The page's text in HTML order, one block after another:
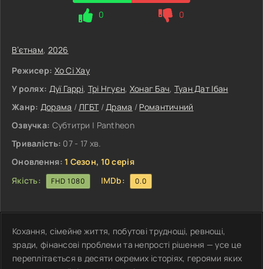
0 0
В’єтнам, 2026
Режисер: Хо Сі Хау
У ролях: Дуї Гаррі, Трі Нгуєн, Хонаг Бач, Туан Дат Ібан
Жанр: Дорама /ЛГБТ/Драма / Романтичний
Озвучка: Субтитри | Pantheon
Тривалість: 07 - 17 хв.
Оновлення: 1 Сезон, 10 серія
Якість:
FHD 1080 IMDb: 0.0
Кохання, сімейне життя, побутові труднощі, ревнощі,
зради, фінансові проблеми та непрості рішення — усе це
переплітається в десяти окремих історіях, героями яких